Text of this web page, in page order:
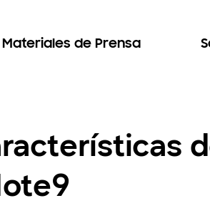
Materiales de Prensa